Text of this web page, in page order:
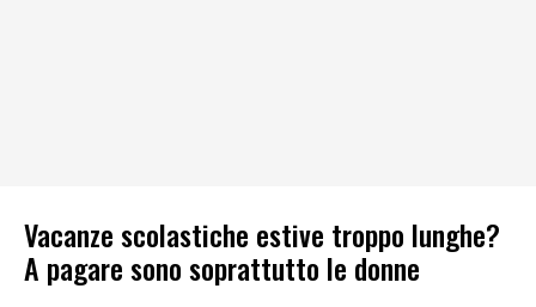
Vacanze scolastiche estive troppo lunghe?
A pagare sono soprattutto le donne